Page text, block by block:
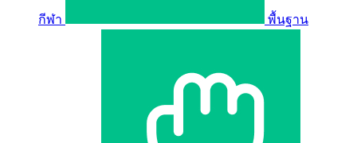
กีฬา พื้นฐาน